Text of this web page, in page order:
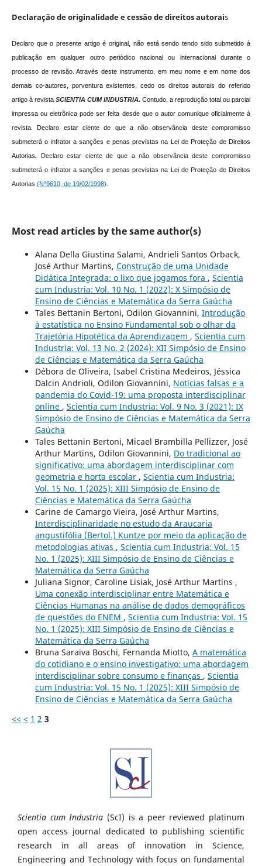
Declaração de originalidade e cessão de direitos autorais
Declaro que o presente artigo é original, não está sendo tendo sido submetido à
publicação em qualquer outro periódico nacional ou internacional durante o
processo de revisão. Através deste instrumento, em meu nome e em nome dos
demais co-autores, porventura existentes, cedo os direitos autorais do referido
artigo à revista SCIENTIA CUM INDUSTRIA. Contudo, a reprodução total ou parcial
impressa ou eletrônica pode ser feita desde que o autor comunique oficialmente à
revista. Declaro estar ciente de que a não observância deste compromisso
submeterá o infrator a sanções e penas previstas na Lei de Proteção de Direitos
Autorias.
Declaro estar ciente de que a não observância deste compromisso
submeterá o infrator a sanções e penas previstas na Lei de Proteção de Direitos
Autorias (Nº9610, de 19/02/1998).
Most read articles by the same author(s)
Alana Della Giustina Salami, Andrieli Santos Orback,
José Arthur Martins, Construção de uma Unidade
Didática Integrada: o lixo que jogamos fora , Scientia
cum Industria: Vol. 10 No. 1 (2022): X Simpósio de
Ensino de Ciências e Matemática da Serra Gaúcha
Tales Bettanin Bertoni, Odilon Giovannini, Introdução
à estatística no Ensino Fundamental sob o olhar da
Trajetória Hipotética da Aprendizagem , Scientia cum
Industria: Vol. 13 No. 2 (2024): XII Simpósio de Ensino
de Ciências e Matemática da Serra Gaúcha
Débora de Oliveira, Isabel Cristina Medeiros, Jéssica
Dalcin Andrioli, Odilon Giovannini, Notícias falsas e a
pandemia do Covid-19: uma proposta interdisciplinar
online , Scientia cum Industria: Vol. 9 No. 3 (2021): IX
Simpósio de Ensino de Ciências e Matemática da Serra
Gaúcha
Tales Bettanin Bertoni, Micael Brambilla Pellizzer, José
Arthur Martins, Odilon Giovannini, Do tradicional ao
significativo: uma abordagem interdisciplinar com
geometria e horta escolar , Scientia cum Industria:
Vol. 15 No. 1 (2025): XIII Simpósio de Ensino de
Ciências e Matemática da Serra Gaúcha
Carine de Camargo Vieira, José Arthur Martins,
Interdisciplinaridade no estudo da Araucaria
angustifólia (Bertol.) Kuntze por meio da aplicação de
metodologias ativas , Scientia cum Industria: Vol. 15
No. 1 (2025): XIII Simpósio de Ensino de Ciências e
Matemática da Serra Gaúcha
Juliana Signor, Caroline Lisiak, José Arthur Martins ,
Uma conexão interdisciplinar entre Matemática e
Ciências Humanas na análise de dados demográficos
de questões do ENEM , Scientia cum Industria: Vol. 15
No. 1 (2025): XIII Simpósio de Ensino de Ciências e
Matemática da Serra Gaúcha
Bruna Saraiva Boschi, Fernanda Miotto, A matemática
do cotidiano e o ensino investigativo: uma abordagem
interdisciplinar sobre consumo e finanças , Scientia
cum Industria: Vol. 15 No. 1 (2025): XIII Simpósio de
Ensino de Ciências e Matemática da Serra Gaúcha
<< < 1 2 3
Scientia cum Industria (ScI) is a peer reviewed platinum
open access journal dedicated to publishing scientific
research in all areas of innovation in Science,
Engineering and Technology with focus on fundamental